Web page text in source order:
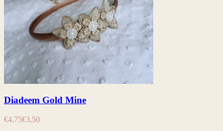
Diadeem Gold Mine
€4,75€3,50